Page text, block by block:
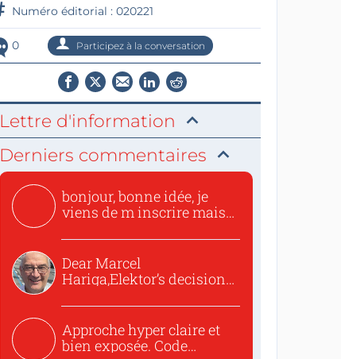
Numéro éditorial : 020221
0 Participez à la conversation
Lettre d'information
Derniers commentaires
bonjour, bonne idée, je
viens de m inscrire mais
Dear Marcel
Hariga,Elektor’s decision
Approche hyper claire et
bien exposée. Code